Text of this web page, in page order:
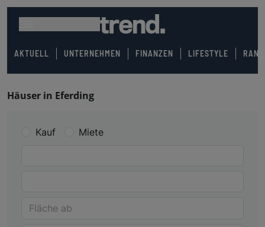
AKTUELL UNTERNEHMEN FINANZEN LIFESTYLE
Häuser in Eferding
Kauf Miete